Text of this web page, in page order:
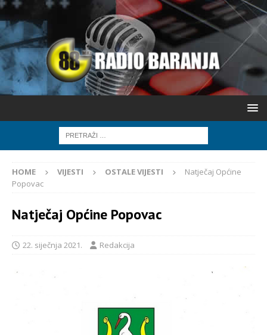
HOME VIJESTI OSTALE VIJESTI
Natječaj Općine
Popovac
Natječaj Općine Popovac
22. siječnja 2021. Redakcija